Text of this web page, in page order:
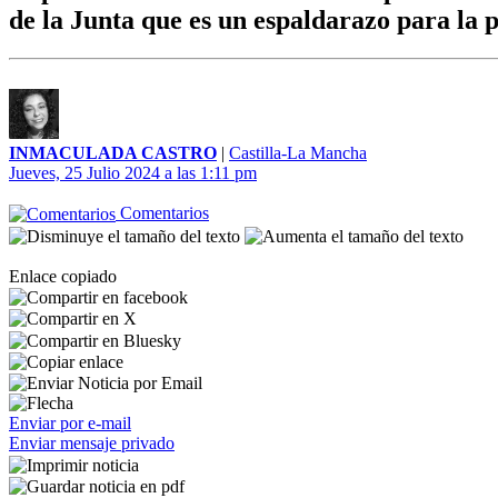
de la Junta que es un espaldarazo para la
INMACULADA CASTRO | Castilla-La Mancha
Jueves, 25 Julio 2024 a las 1:11 pm
Comentarios
Enlace copiado
Enviar por e-mail
Enviar mensaje privado